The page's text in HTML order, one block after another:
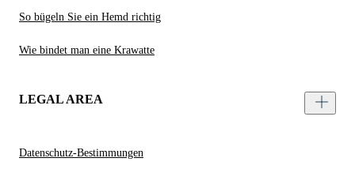
So bügeln Sie ein Hemd richtig
Wie bindet man eine Krawatte
LEGAL AREA
Datenschutz-Bestimmungen